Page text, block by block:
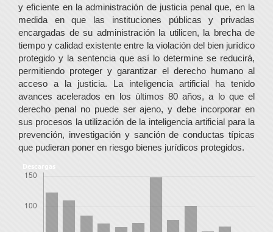
y eficiente en la administración de justicia penal que, en la
medida en que las instituciones públicas y privadas
encargadas de su administración la utilicen, la brecha de
tiempo y calidad existente entre la violación del bien jurídico
protegido y la sentencia que así lo determine se reducirá,
permitiendo proteger y garantizar el derecho humano al
acceso a la justicia. La inteligencia artificial ha tenido
avances acelerados en los últimos 80 años, a lo que el
derecho penal no puede ser ajeno, y debe incorporar en
sus procesos la utilización de la inteligencia artificial para la
prevención, investigación y sanción de conductas típicas
que pudieran poner en riesgo bienes jurídicos protegidos.
Descargas